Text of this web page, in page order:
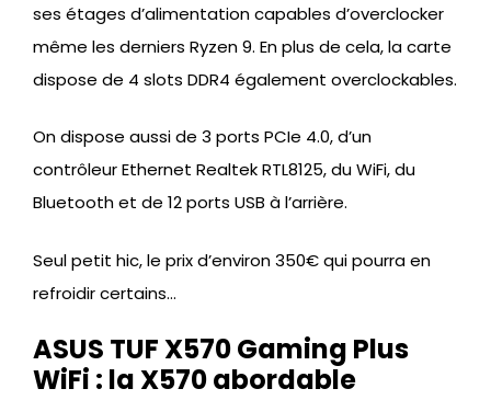
ses étages d’alimentation capables d’overclocker
même les derniers Ryzen 9. En plus de cela, la carte
dispose de 4 slots DDR4 également overclockables.
On dispose aussi de 3 ports PCIe 4.0, d’un
contrôleur Ethernet Realtek RTL8125, du WiFi, du
Bluetooth et de 12 ports USB à l’arrière.
Seul petit hic, le prix d’environ 350€ qui pourra en
refroidir certains…
ASUS TUF X570 Gaming Plus
WiFi : la X570 abordable